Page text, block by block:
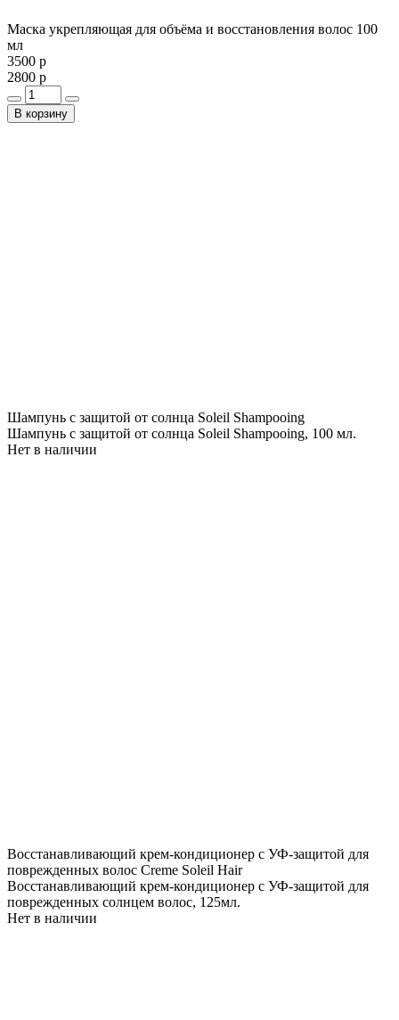
Маска укрепляющая для объёма и восстановления волос 100
мл
3500 р
2800 р
В корзину
Шампунь c защитой от солнца Soleil Shampooing
Шампунь c защитой от солнца Soleil Shampooing, 100 мл.
Нет в наличии
Восстанавливающий крем-кондиционер с УФ-защитой для
поврежденных волос Creme Soleil Hair
Восстанавливающий крем-кондиционер с УФ-защитой для
поврежденных солнцем волос, 125мл.
Нет в наличии